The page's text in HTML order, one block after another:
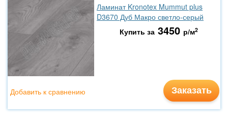
Ламинат Kronotex Mummut plus
D3670 Дуб Макро светло-серый
Купить за 3450 р/м2
Заказать
Добавить к сравнению